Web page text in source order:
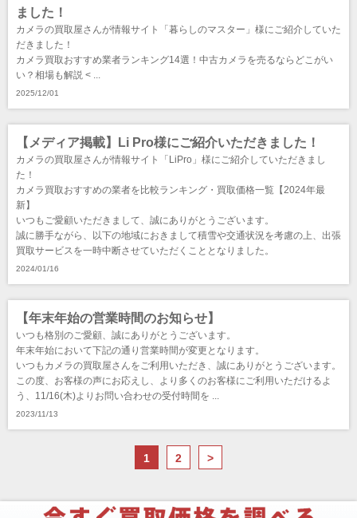
ました！
カメラの買取屋さんが情報サイト「暮らしのマスター」様にご紹介していた
だきました！
カメラ買取おすすめ業者ランキング14選！中古カメラを売るならどこがい
い？相場も解説 < ...
2025/12/01
【メディア掲載】Li Pro様にご紹介いただきました！
カメラの買取屋さんが情報サイト「LiPro」様にご紹介していただきまし
た！
カメラ買取おすすめの業者を比較ランキング・買取価格一覧【2024年最
新】
いつもご愛顧いただきまして、誠にありがとうございます。
誠に勝手ながら、以下の地域におきまして積雪や交通状況を考慮の上、出張
買取サービスを一時中断させていただくこととなりました。
2024/01/16
【年末年始の営業時間のお知らせ】
いつも格別のご愛顧、誠にありがとうございます。
年末年始において下記の通り営業時間が変更となります。
いつもカメラの買取屋さんをご利用いただき、誠にありがとうございます。
この度、お客様の声にお応えし、より多くのお客様にご利用いただけるよ
う、11/16(木)よりお問い合わせの受付時間を ...
2023/11/13
1 2 >